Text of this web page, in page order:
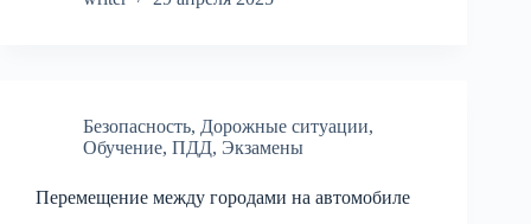
Безопасность, Дорожные ситуации,
Обучение, ПДД, Экзамены
Перемещение между городами на автомобиле